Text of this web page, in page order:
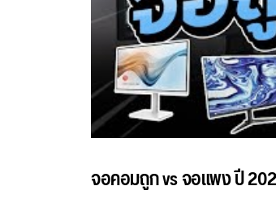
จอคอมถูก vs จอแพง ปี